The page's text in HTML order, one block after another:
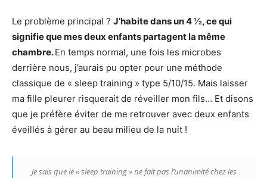
Le problème principal ? J’habite dans un 4 ½, ce qui
signifie que mes deux enfants partagent la même
chambre.En temps normal, une fois les microbes
derrière nous, j’aurais pu opter pour une méthode
classique de « sleep training » type 5/10/15. Mais laisser
ma fille pleurer risquerait de réveiller mon fils… Et disons
que je préfère éviter de me retrouver avec deux enfants
éveillés à gérer au beau milieu de la nuit !
Je sais que le « sleep training » ne fait pas l’unanimité chez les